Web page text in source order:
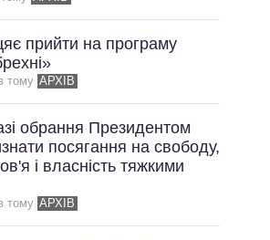
ВСІ ОБІЦЯНКИ
АРХІВНІ ОБІЦЯНКИ
прийти на програму
тому АРХІВ
обрання Президентом
посягання на свободу,
і власність тяжкими
тому АРХІВ